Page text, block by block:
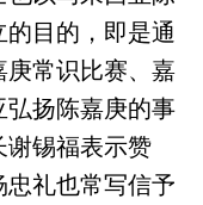
目的，即是通
常识比赛、嘉
弘扬陈嘉庚的事
谢锡福表示赞
礼也常写信予